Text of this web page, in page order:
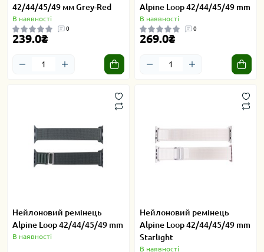
42/44/45/49 мм Grey-Red
В наявності
0
239.0₴
Alpine Loop 42/44/45/49 mm
В наявності
0
269.0₴
Нейлоновий ремінець
Alpine Loop 42/44/45/49 mm
В наявності
Нейлоновий ремінець
Alpine Loop 42/44/45/49 mm
Starlight
В наявності